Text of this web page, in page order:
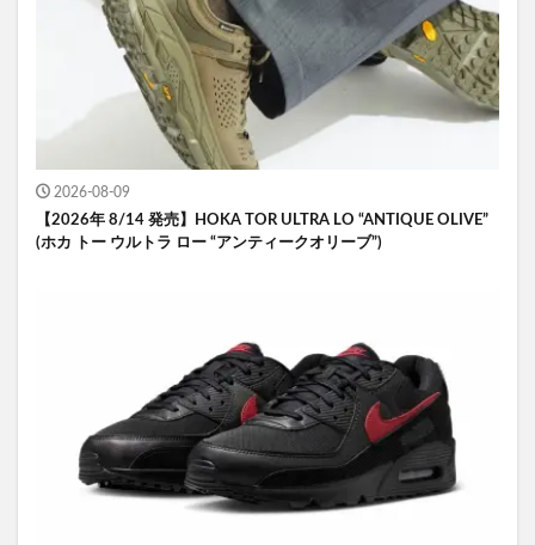
2026-08-09
【2026年 8/14 発売】HOKA TOR ULTRA LO “ANTIQUE OLIVE”
(ホカ トー ウルトラ ロー “アンティークオリーブ”)